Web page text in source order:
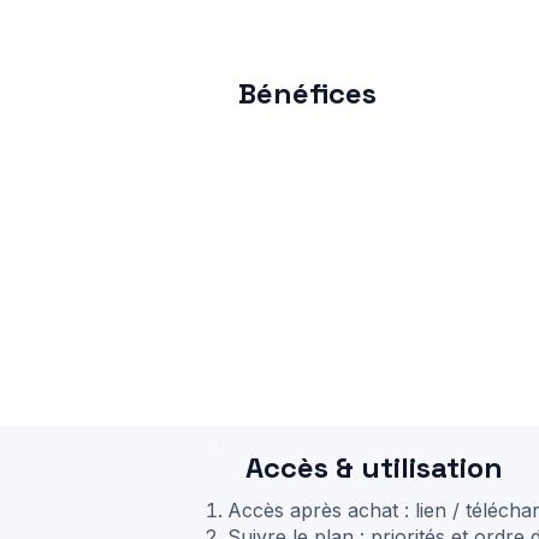
Bénéfices
Accès & utilisation
Accès après achat : lien /